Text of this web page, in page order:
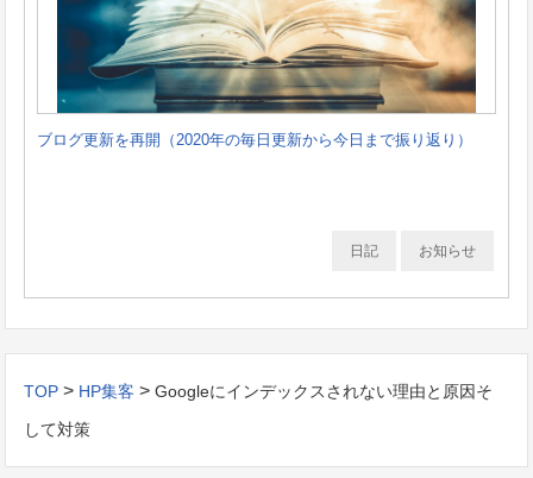
ブログ更新を再開（2020年の毎日更新から今日まで振り返り）
お知らせ
日記
TOP > HP集客 >Googleにインデックスされない理由と原因そ
して対策